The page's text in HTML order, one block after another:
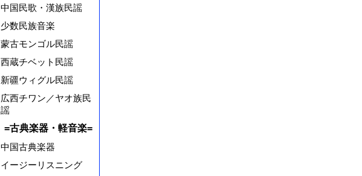
中国民歌・漢族民謡
少数民族音楽
蒙古モンゴル民謡
西蔵チベット民謡
新疆ウィグル民謡
広西チワン／ヤオ族民
謡
=古典楽器・軽音楽=
中国古典楽器
イージーリスニング